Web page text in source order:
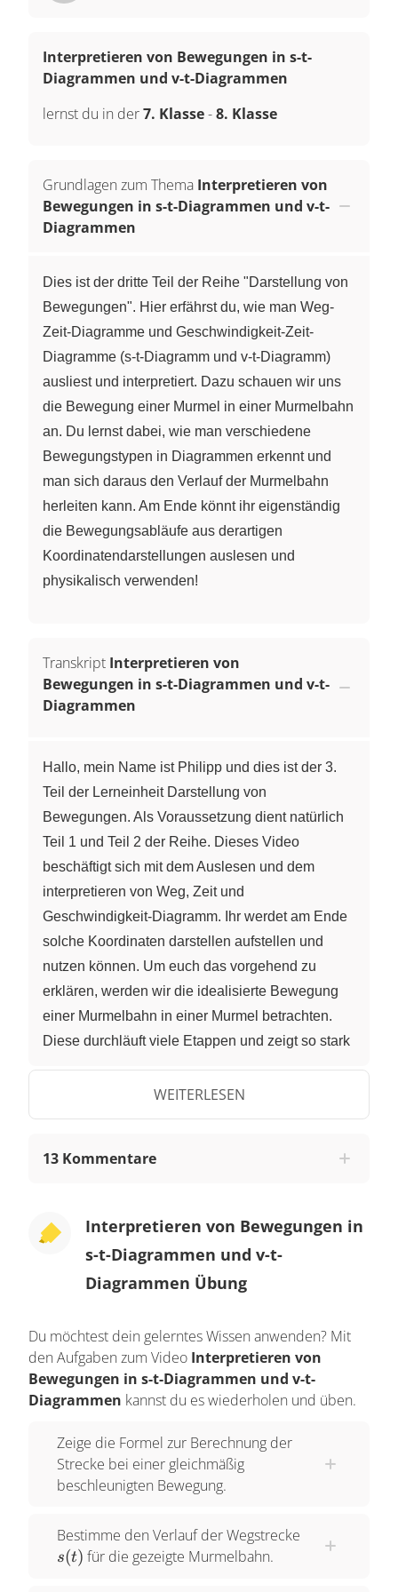
Interpretieren von Bewegungen in s-t-
Diagrammen und v-t-Diagrammen
lernst du in der7. Klasse-8. Klasse
Grundlagen zum Thema Interpretieren von
Bewegungen in s-t-Diagrammen und v-t-
Diagrammen
Dies ist der dritte Teil der Reihe "Darstellung von
Bewegungen". Hier erfährst du, wie man Weg-
Zeit-Diagramme und Geschwindigkeit-Zeit-
Diagramme (s-t-Diagramm und v-t-Diagramm)
ausliest und interpretiert. Dazu schauen wir uns
die Bewegung einer Murmel in einer Murmelbahn
an. Du lernst dabei, wie man verschiedene
Bewegungstypen in Diagrammen erkennt und
man sich daraus den Verlauf der Murmelbahn
herleiten kann. Am Ende könnt ihr eigenständig
die Bewegungsabläufe aus derartigen
Koordinatendarstellungen auslesen und
physikalisch verwenden!
Transkript Interpretieren von
Bewegungen in s-t-Diagrammen und v-t-
Diagrammen
Hallo, mein Name ist Philipp und dies ist der 3.
Teil der Lerneinheit Darstellung von
Bewegungen. Als Voraussetzung dient natürlich
Teil 1 und Teil 2 der Reihe. Dieses Video
beschäftigt sich mit dem Auslesen und dem
interpretieren von Weg, Zeit und
Geschwindigkeit-Diagramm. Ihr werdet am Ende
solche Koordinaten darstellen aufstellen und
nutzen können. Um euch das vorgehend zu
erklären, werden wir die idealisierte Bewegung
einer Murmelbahn in einer Murmel betrachten.
Diese durchläuft viele Etappen und zeigt so stark
Als erstes betrachten wir hierfür das Weg-Zeit-
Verlauf der Murmelbahn zu rekonstruieren.
überprüfen hierüber unsere erhaltenen
Ergebnisse. Diese Interpretation bedürfen in der
Regel etwas Fantasie. Für das wissenschaftlich-
notwendig derartige Diagramme auslesen und
beurteilen zu können. Wir wollen uns nun damit
beschäftigen, aus einem solchen mehrstufigen
Diagramm eine Bewegung auszulesen und so
Unsere Grundlage wird dieses Weg-Zeit-
Diagramm sein. Es soll vereinfacht die lineare
darstellen. Auf den ersten Blick lässt sich das
Diagramm in 4 Teilbereiche unterteilen. In jedem
WEITERLESEN
13 Kommentare
Interpretieren von Bewegungen in
s-t-Diagrammen und v-t-
Diagrammen Übung
Du möchtest dein gelerntes Wissen anwenden? Mit
den Aufgaben zum Video Interpretieren von
Bewegungen in s-t-Diagrammen und v-t-
Diagrammen kannst du es wiederholen und üben.
Zeige die Formel zur Berechnung der
Strecke bei einer gleichmäßig
beschleunigten Bewegung.
Bestimme den Verlauf der Wegstrecke
s(t) für die gezeigte Murmelbahn.